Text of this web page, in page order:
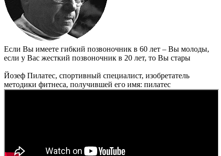
Если Вы имеете гибкий позвоночник в 60 лет – Вы молоды,
если у Вас жесткий позвоночник в 20 лет, то Вы стары
Йозеф Пилатес, спортивный специалист, изобретатель
методики фитнеса, получившей его имя: пилатес